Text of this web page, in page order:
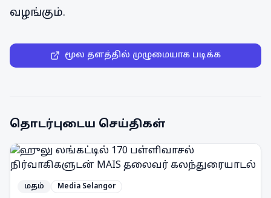
வழங்கும்.
மூல தளத்தில் முழுமையாக படிக்க
தொடர்புடைய செய்திகள்
மதம் Media Selangor